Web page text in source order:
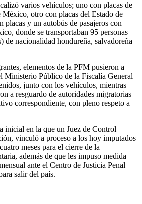
varios vehículos; uno con placas de
otro con placas del Estado de
placas y un autobús de pasajeros con
donde se transportaban 95 personas
de nacionalidad hondureña, salvadoreña
elementos de la PFM pusieron a
Ministerio Público de la Fiscalía General
junto con los vehículos, mientras
a resguardo de autoridades migratorias
correspondiente, con pleno respeto a
inicial en la que un Juez de Control
vinculó a proceso a los hoy imputados
meses para el cierre de la
además de que les impuso medida
ante el Centro de Justicia Penal
salir del país.